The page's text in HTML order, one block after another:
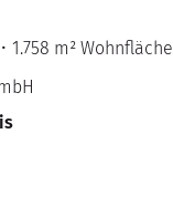
1.758 m² Wohnfläche